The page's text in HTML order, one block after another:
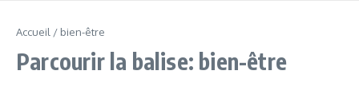
Accueil / bien-être
Parcourir la balise: bien-être